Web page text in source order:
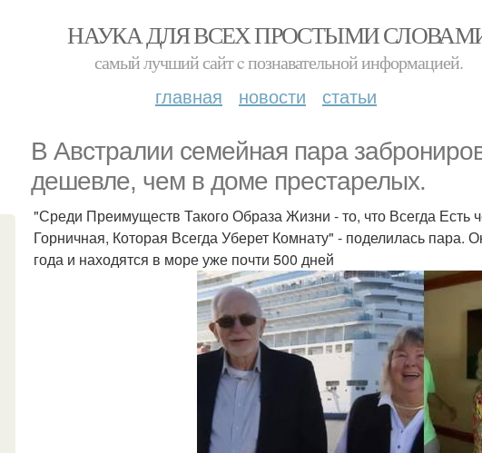
НАУКА ДЛЯ ВСЕХ ПРОСТЫМИ
самый лучший сайт c познавательной информацией.
главная новости статьи
В Австралии семейная пара
дешевле, чем в доме престарелых.
"Среди Преимуществ Такого Образа Жизни - то, что Всегда Есть
Горничная, Которая Всегда Уберет Комнату" - поделилась пара.
года и находятся в море уже почти 500 дней